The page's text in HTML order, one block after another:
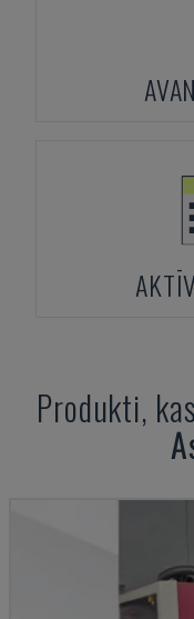
Produkti,